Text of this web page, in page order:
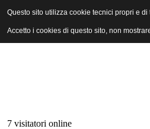
ANICA | Associazione Nazionale
7 visitatori online
Questo sito utilizza cookie tecnici propri e
Accetto i cookies di questo sito, non
Questo sito utilizza cookie tecnici propri e
Accetto i cookies di questo sito, non